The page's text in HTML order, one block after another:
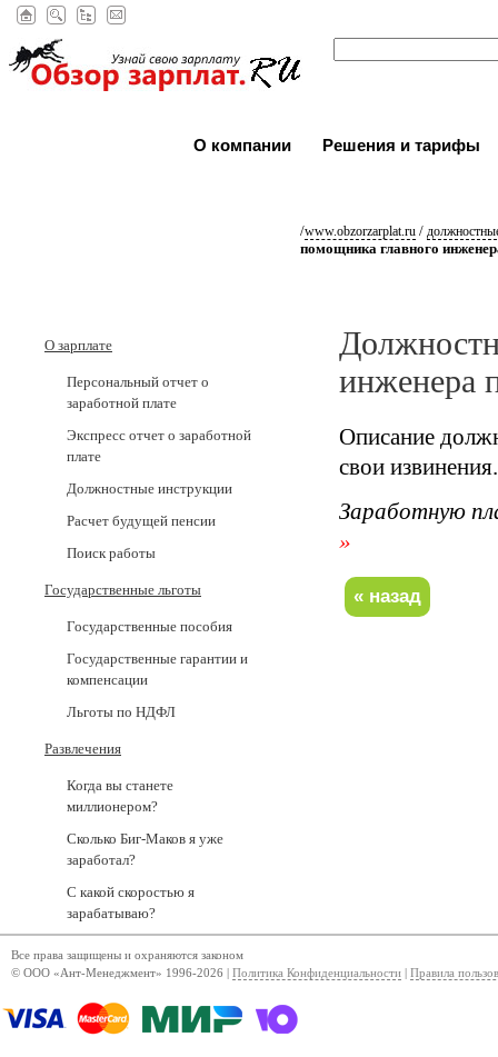
О компании Решения и тарифы
/www.obzorzarplat.ru /
помощника главного
О зарплате
Персональный отчет о
заработной плате
Экспресс отчет о заработной
плате
Должностные инструкции
Расчет будущей пенсии
Поиск работы
Государственные льготы
Государственные пособия
Государственные гарантии и
компенсации
Льготы по НДФЛ
Развлечения
Когда вы станете
миллионером?
Сколько Биг-Маков я уже
заработал?
С какой скоростью я
зарабатываю?
инженера
Описание
свои извинения.
Заработную
»
Все права защищены и охраняются законом
© ООО «Ант-Менеджмент» 1996-2026 | Политика Конфиденциальности Правила